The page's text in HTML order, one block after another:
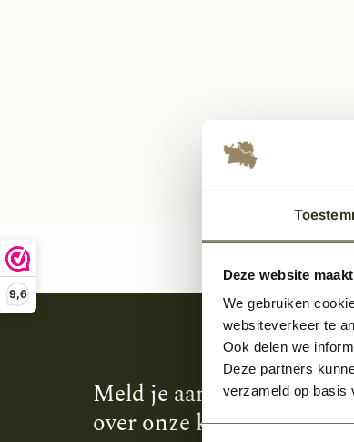
Deze website
We gebruiken
websiteverkeer te
Ook delen we
Deze partners
verzameld op basis
9,6
Meld je aan en ontvang
over onze kempische